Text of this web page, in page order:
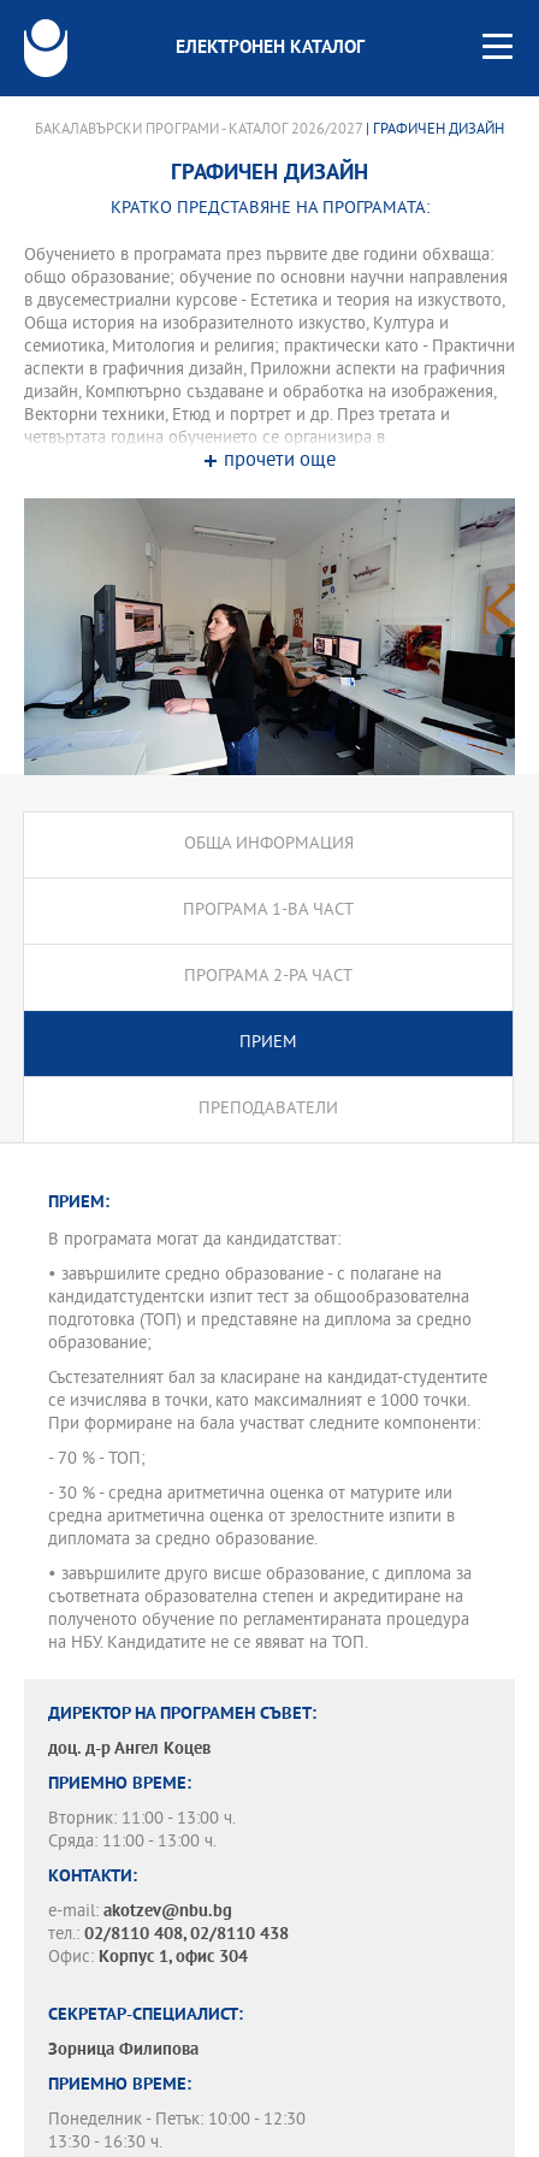
ЕЛЕКТРОНЕН КАТАЛОГ
БАКАЛАВЪРСКИ ПРОГРАМИ - КАТАЛОГ 2026/2027 | ГРАФИЧЕН ДИЗАЙН
ГРАФИЧЕН ДИЗАЙН
КРАТКО ПРЕДСТАВЯНЕ НА ПРОГРАМАТА:
Обучението в програмата през първите две години обхваща:
общо образование; обучение по основни научни направления
в двусеместриални курсове - Естетика и теория на изкуството,
Обща история на изобразителното изкуство, Култура и
семиотика, Митология и религия; практически като - Практични
аспекти в графичния дизайн, Приложни аспекти на графичния
дизайн, Компютърно създаване и обработка на изображения,
Векторни техники, Етюд и портрет и др. През третата и
четвъртата година обучението се организира в
специализирани аудиторни курсове към програмата,
прочети още
ОБЩА ИНФОРМАЦИЯ
ПРОГРАМА 1-ВА ЧАСТ
ПРОГРАМА 2-РА ЧАСТ
ПРИЕМ
ПРЕПОДАВАТЕЛИ
ПРИЕМ:
В програмата могат да кандидатстват:
• завършилите средно образование - с полагане на
кандидатстудентски изпит тест за общообразователна
подготовка (ТОП) и представяне на диплома за средно
образование;
Състезателният бал за класиране на кандидат-студентите
се изчислява в точки, като максималният е 1000 точки.
При формиране на бала участват следните компоненти:
- 70 % - ТОП;
- 30 % - средна аритметична оценка от матурите или
средна аритметична оценка от зрелостните изпити в
дипломата за средно образование.
• завършилите друго висше образование, с диплома за
съответната образователна степен и акредитиране на
полученото обучение по регламентираната процедура
на НБУ. Кандидатите не се явяват на ТОП.
ДИРЕКТОР НА ПРОГРАМЕН СЪВЕТ:
доц. д-рАнгел Коцев
ПРИЕМНО ВРЕМЕ:
Вторник: 11:00 - 13:00 ч.
Сряда: 11:00 - 13:00 ч.
КОНТАКТИ:
e-mail: akotzev@nbu.bg
тел.: 02/8110 408, 02/8110 438
Офис: Корпус 1, офис 304
СЕКРЕТАР-СПЕЦИАЛИСТ:
Зорница Филипова
ПРИЕМНО ВРЕМЕ:
Понеделник - Петък: 10:00 - 12:30
13:30 - 16:30 ч.